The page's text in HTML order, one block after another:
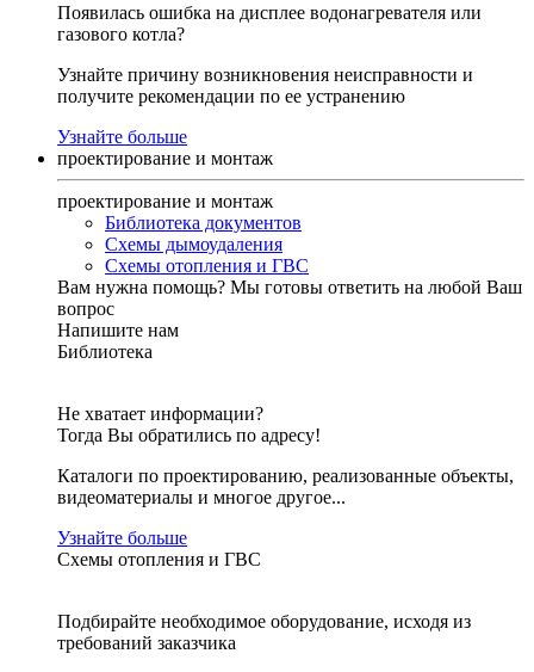
Появилась ошибка на дисплее водонагревателя или
газового котла?
Узнайте причину возникновения неисправности и
получите рекомендации по ее устранению
Узнайте больше
проектирование и монтаж
проектирование и монтаж
Библиотека документов
Схемы дымоудаления
Схемы отопления и ГВС
Вам нужна помощь? Мы готовы ответить на любой Ваш
вопрос
Напишите нам
Библиотека
Не хватает информации?
Тогда Вы обратились по адресу!
Каталоги по проектированию, реализованные объекты,
видеоматериалы и многое другое...
Узнайте больше
Схемы отопления и ГВС
Подбирайте необходимое оборудование, исходя из
требований заказчика